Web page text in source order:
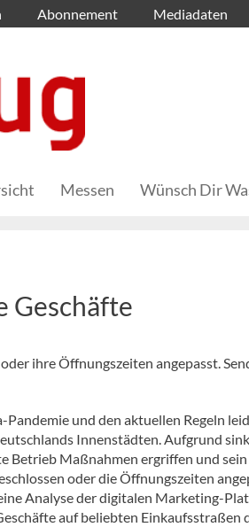
Abonnement Mediadaten
Messen Wünsch Dir
Geschäfte
ihre Öffnungszeiten angepasst.
Pandemie und den aktuellen Regeln
Innenstädten. Aufgrund
Betrieb Maßnahmen ergriffen und
oder die Öffnungszeiten
Analyse der digitalen Marketing-
auf beliebten Einkaufsstraßen